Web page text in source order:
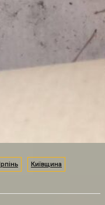
Ірпінь
Київщина